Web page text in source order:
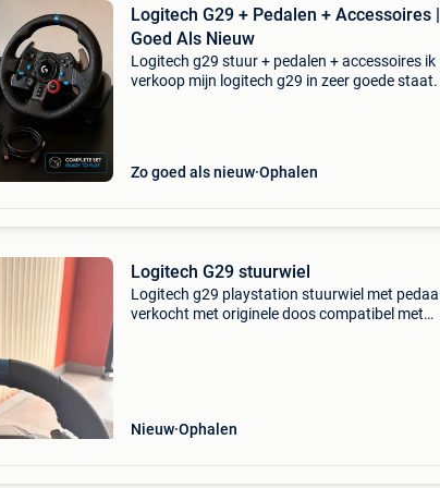
Logitech G29 + Pedalen + Accessoires
Goed Als Nieuw
Logitech g29 stuur + pedalen + accessoires ik
verkoop mijn logitech g29 in zeer goede staat.
Zo goed als nieuw Ophalen
Logitech G29 stuurwiel
Logitech g29 playstation stuurwiel met
verkocht met originele doos compatibel met
Nieuw Ophalen